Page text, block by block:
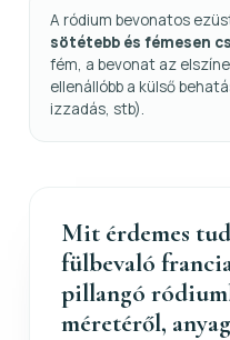
A ródium bevonatos
sötétebb és fémesen
fém, a bevonat az
ellenállóbb a külső
izzadás, stb).
Mit érdemes
fülbevaló
pillangó
méretéről,